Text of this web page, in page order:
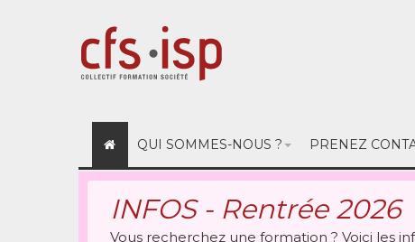
QUI SOMMES-NOUS ? PRENEZ
INFOS - Rentrée 2026
Vous recherchez une formation ? Voici les